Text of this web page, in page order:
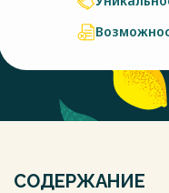
СОДЕРЖАНИЕ